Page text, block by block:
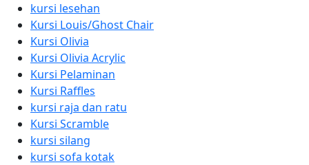
kursi lesehan
Kursi Louis/Ghost Chair
Kursi Olivia
Kursi Olivia Acrylic
Kursi Pelaminan
Kursi Raffles
kursi raja dan ratu
Kursi Scramble
kursi silang
kursi sofa kotak